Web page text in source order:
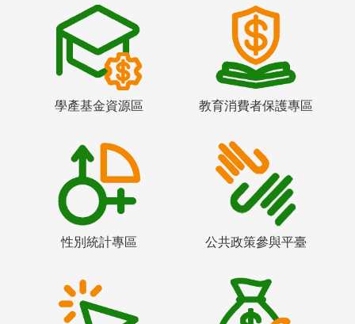
學產基金資源區 教育消費者保護專區
性別統計專區 公共政策參與平臺